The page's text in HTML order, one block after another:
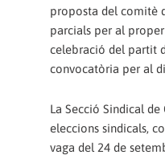
proposta del comitè
parcials per al
celebració del partit
convocatòria per al
La Secció Sindical
eleccions sindicals,
vaga del 24 de